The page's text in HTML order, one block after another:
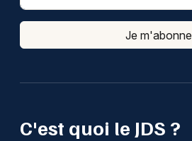
C'est quoi le JDS ?
Je m'abonne